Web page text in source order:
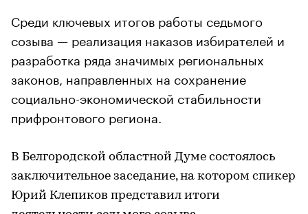
Среди ключевых итогов работы седьмого
созыва — реализация наказов избирателей и
разработка ряда значимых региональных
законов, направленных на сохранение
социально-экономической стабильности
прифронтового региона.
В Белгородской областной Думе состоялось
заключительное заседание, на котором спикер
Юрий Клепиков представил итоги